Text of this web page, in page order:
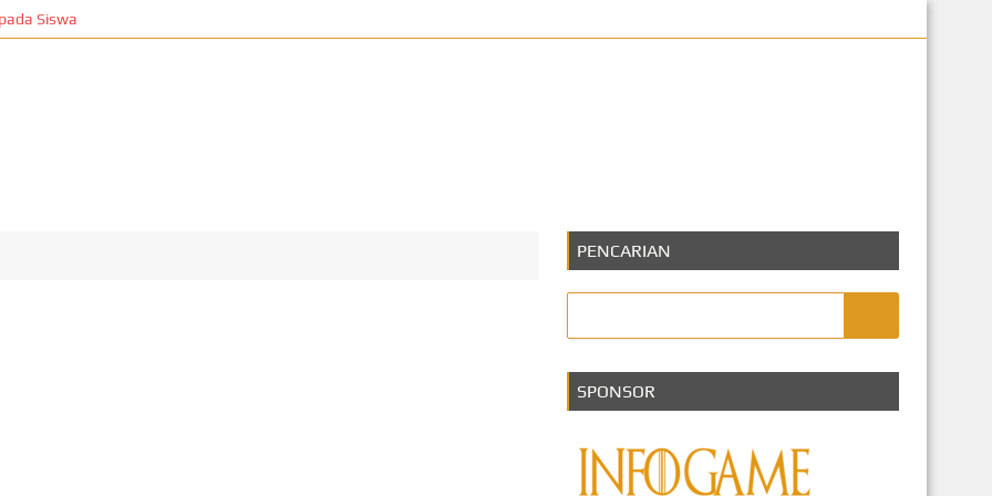
PENCARIAN
SPONSOR